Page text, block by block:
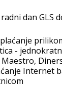
dan GLS
-
Internet